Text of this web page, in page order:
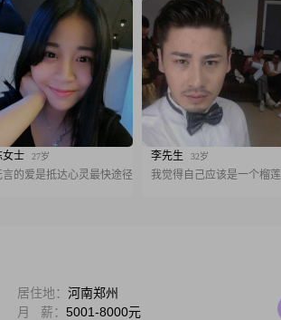
女士 27岁
言的爱是抵达心灵最快途径
李先生 32岁
我觉得自己应该是一个榴莲
居住地： 河南郑州
月 薪： 5001-8000元